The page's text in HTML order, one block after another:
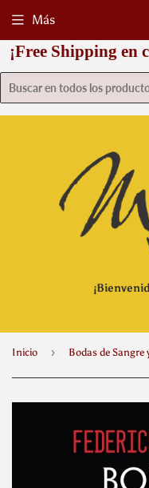
¡Free Shipping en
Más
Inicio ›